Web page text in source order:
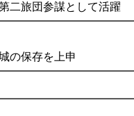
二旅団参謀として活躍
の保存を上申